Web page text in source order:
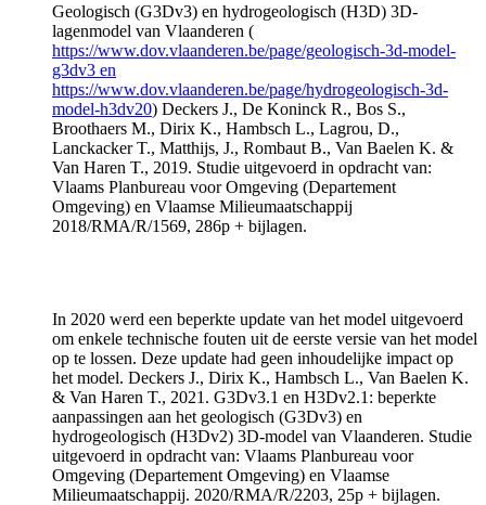
Geologisch (G3Dv3) en hydrogeologisch (H3D) 3D-
lagenmodel van Vlaanderen (
https://www.dov.vlaanderen.be/page/geologisch-3d-model-
g3dv3 en
https://www.dov.vlaanderen.be/page/hydrogeologisch-3d-
model-h3dv20) Deckers J., De Koninck R., Bos S.,
Broothaers M., Dirix K., Hambsch L., Lagrou, D.,
Lanckacker T., Matthijs, J., Rombaut B., Van Baelen K. &
Van Haren T., 2019. Studie uitgevoerd in opdracht van:
Vlaams Planbureau voor Omgeving (Departement
Omgeving) en Vlaamse Milieumaatschappij
2018/RMA/R/1569, 286p + bijlagen.
In 2020 werd een beperkte update van het model uitgevoerd
om enkele technische fouten uit de eerste versie van het model
op te lossen. Deze update had geen inhoudelijke impact op
het model. Deckers J., Dirix K., Hambsch L., Van Baelen K.
& Van Haren T., 2021. G3Dv3.1 en H3Dv2.1: beperkte
aanpassingen aan het geologisch (G3Dv3) en
hydrogeologisch (H3Dv2) 3D-model van Vlaanderen. Studie
uitgevoerd in opdracht van: Vlaams Planbureau voor
Omgeving (Departement Omgeving) en Vlaamse
Milieumaatschappij. 2020/RMA/R/2203, 25p + bijlagen.